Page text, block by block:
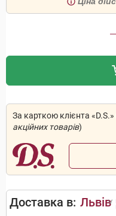
За карткою клієнта
акційних товарів)
Доставка в: Львів